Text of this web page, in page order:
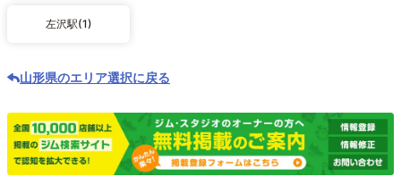
左沢駅(1)
山形県のエリア選択に戻る